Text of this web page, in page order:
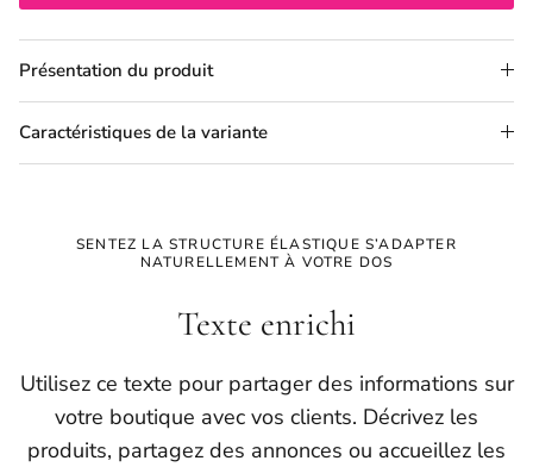
Présentation du produit
Caractéristiques de la variante
SENTEZ LA STRUCTURE ÉLASTIQUE S’ADAPTER
NATURELLEMENT À VOTRE DOS
Texte enrichi
Utilisez ce texte pour partager des informations sur
votre boutique avec vos clients. Décrivez les
produits, partagez des annonces ou accueillez les